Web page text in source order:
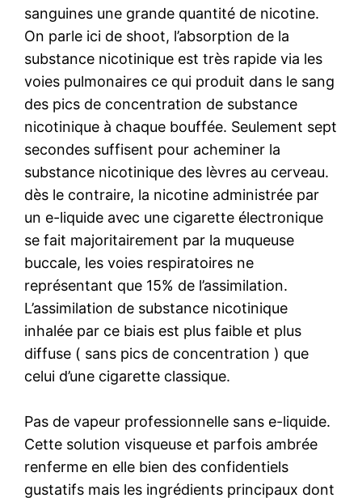
sanguines une grande quantité de nicotine.
On parle ici de shoot, l’absorption de la
substance nicotinique est très rapide via les
voies pulmonaires ce qui produit dans le sang
des pics de concentration de substance
nicotinique à chaque bouffée. Seulement sept
secondes suffisent pour acheminer la
substance nicotinique des lèvres au cerveau.
dès le contraire, la nicotine administrée par
un e-liquide avec une cigarette électronique
se fait majoritairement par la muqueuse
buccale, les voies respiratoires ne
représentant que 15% de l’assimilation.
L’assimilation de substance nicotinique
inhalée par ce biais est plus faible et plus
diffuse ( sans pics de concentration ) que
celui d’une cigarette classique.
Pas de vapeur professionnelle sans e-liquide.
Cette solution visqueuse et parfois ambrée
renferme en elle bien des confidentiels
gustatifs mais les ingrédients principaux dont